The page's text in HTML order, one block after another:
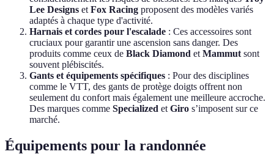
Lee Designs et Fox Racing proposent des modèles variés
adaptés à chaque type d'activité.
Harnais et cordes pour l'escalade : Ces accessoires sont
cruciaux pour garantir une ascension sans danger. Des
produits comme ceux de Black Diamond et Mammut sont
souvent plébiscités.
Gants et équipements spécifiques : Pour des disciplines
comme le VTT, des gants de protège doigts offrent non
seulement du confort mais également une meilleure accroche.
Des marques comme Specialized et Giro s’imposent sur ce
marché.
Équipements pour la randonnée